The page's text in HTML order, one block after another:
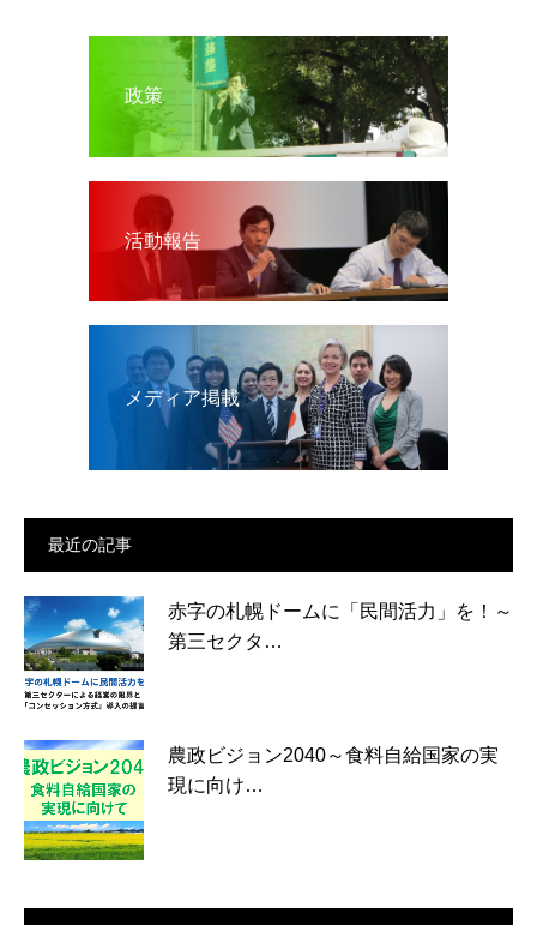
政策
活動報告
メディア掲載
最近の記事
赤字の札幌ドームに「民間活力」を！～
第三セクタ…
農政ビジョン2040～食料自給国家の実
現に向け…